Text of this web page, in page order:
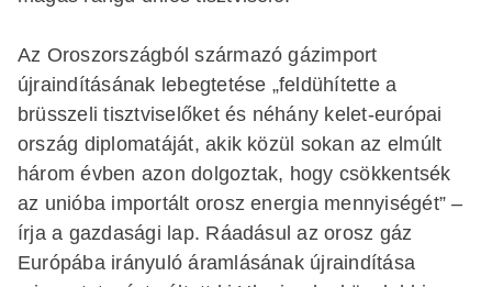
Az Oroszországból származó gázimport
újraindításának lebegtetése „feldühítette a
brüsszeli tisztviselőket és néhány kelet-európai
ország diplomatáját, akik közül sokan az elmúlt
három évben azon dolgoztak, hogy csökkentsék
az unióba importált orosz energia mennyiségét” –
írja a gazdasági lap. Ráadásul az orosz gáz
Európába irányuló áramlásának újraindítása